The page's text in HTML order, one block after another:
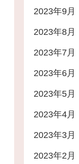
2023年9月
2023年8月
2023年7月
2023年6月
2023年5月
2023年4月
2023年3月
2023年2月